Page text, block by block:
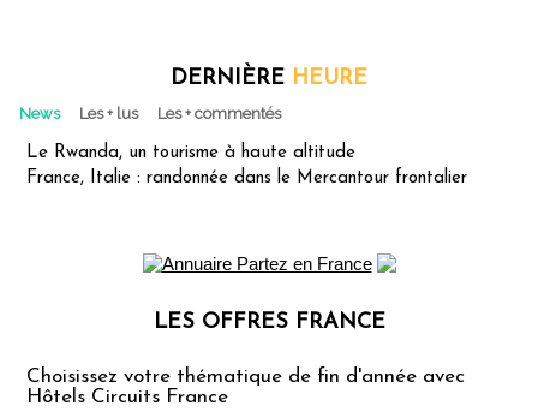
DERNIÈRE HEURE
News Les + lus Les + commentés
Le Rwanda, un tourisme à haute altitude
France, Italie : randonnée dans le Mercantour frontalier
LES OFFRES FRANCE
Choisissez votre thématique de fin d'année avec
Hôtels Circuits France